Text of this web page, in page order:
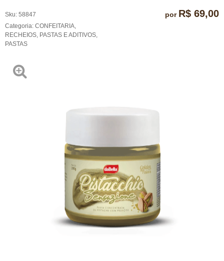
Sku: 58847
Categoria: CONFEITARIA
RECHEIOS, PASTAS E ADITIVOS
PASTAS
por R$ 69,00